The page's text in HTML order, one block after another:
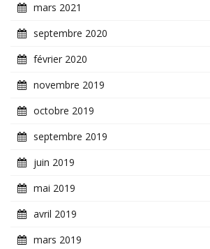
mars 2021
septembre 2020
février 2020
novembre 2019
octobre 2019
septembre 2019
juin 2019
mai 2019
avril 2019
mars 2019